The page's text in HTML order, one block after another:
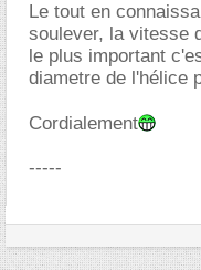
Le tout en
soulever, la vitesse
le plus important
diametre de l'hélice
Cordialement
-----